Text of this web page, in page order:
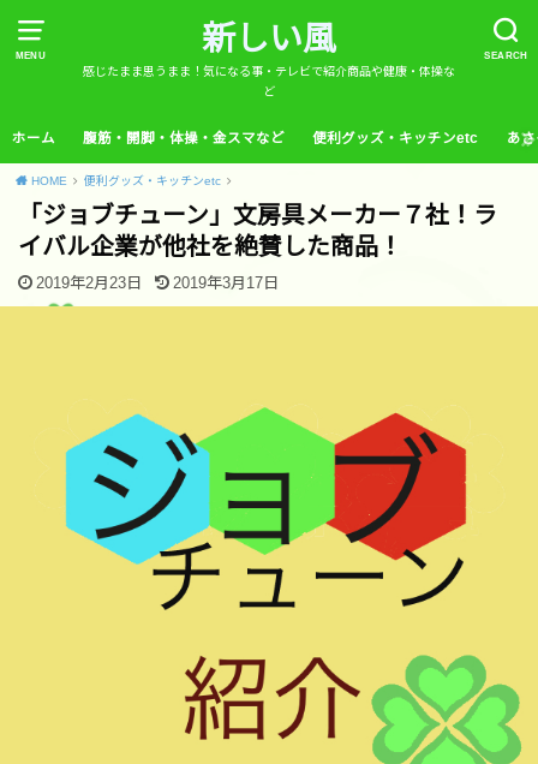
MENU SEARCH
新しい風
感じたまま思うまま！気になる事・テレビで紹介商品や健康・体操な
ど
ホーム 腹筋・開脚・体操・金スマなど 便利グッズ・キッチンetc あ
HOME 便利グッズ・キッチンetc
「ジョブチューン」文房具メーカー７社！ラ
イバル企業が他社を絶賛した商品！
2019年2月23日 2019年3月17日